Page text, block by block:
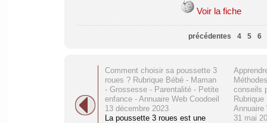
Voir la fiche
précédentes 4 5 6
Comment choisir sa poussette 3
roues ? Rubrique Bébé - Maman
- Grossesse - Parentalité - Petite
enfance - Annuaire Web Coodoeil
13 décembre 2023
La poussette 3 roues est une
conseils
Annuaire
31 mai